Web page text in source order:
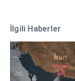
İlgili Haberler